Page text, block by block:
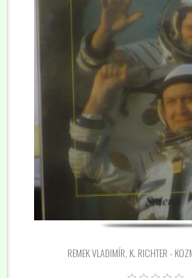
REMEK VLADIMÍR, K. RICHTER -